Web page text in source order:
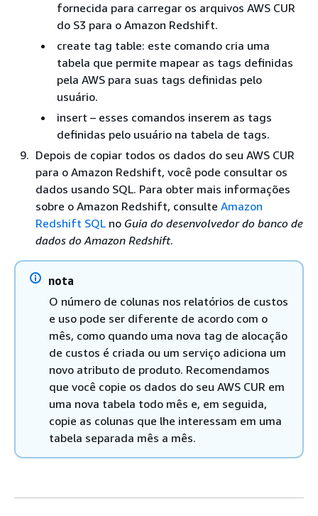
fornecida para carregar os arquivos AWS CUR
do S3 para o Amazon Redshift.
create tag table: este comando cria uma
tabela que permite mapear as tags definidas
pela AWS para suas tags definidas pelo
usuário.
insert – esses comandos inserem as tags
definidas pelo usuário na tabela de tags.
Depois de copiar todos os dados do seu AWS CUR
para o Amazon Redshift, você pode consultar os
dados usando SQL. Para obter mais informações
sobre o Amazon Redshift, consulte Amazon
Redshift SQL no Guia do desenvolvedor do banco de
dados do Amazon Redshift.
nota
O número de colunas nos relatórios de custos
e uso pode ser diferente de acordo com o
mês, como quando uma nova tag de alocação
de custos é criada ou um serviço adiciona um
novo atributo de produto. Recomendamos
que você copie os dados do seu AWS CUR em
uma nova tabela todo mês e, em seguida,
copie as colunas que lhe interessam em uma
tabela separada mês a mês.